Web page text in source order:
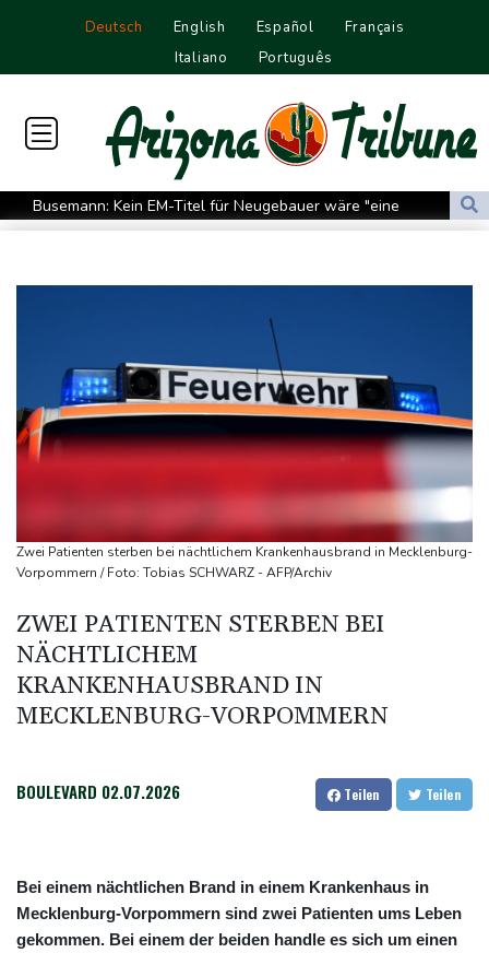
Deutsch English Español
Français
Italiano
Português
Busemann: Kein EM-Titel für Neugebauer wäre "eine
Enttäuschung"
Bilger: Boni von Bahn-Managern werden an Einhaltung der
Vorgaben des Bundes geknüpft
FIFA stärkt Infantino - und holt zum Rundumschlag aus
Torlos gegen Kaiserslautern: Stotterstart von Wolfsburg
Doppelpack Freigang: Frankfurt schlägt auch Malmö
Explosion mutmaßlich ukrainischer Drohne in Bulgarien löst
Selenskyj warnt vor Folgen russischer Angriffe - Vucic für
Integrität der Ukraine
Zwei Patienten sterben bei nächtlichem Krankenhausbrand in Mecklenburg-
Vorpommern / Foto: Tobias SCHWARZ - AFP/Archiv
ZWEI PATIENTEN STERBEN BEI
NÄCHTLICHEM
KRANKENHAUSBRAND IN
MECKLENBURG-VORPOMMERN
BOULEVARD 02.07.2026 Teilen Teilen
Bei einem nächtlichen Brand in einem Krankenhaus in
Mecklenburg-Vorpommern sind zwei Patienten ums Leben
gekommen. Bei einem der beiden handle es sich um einen